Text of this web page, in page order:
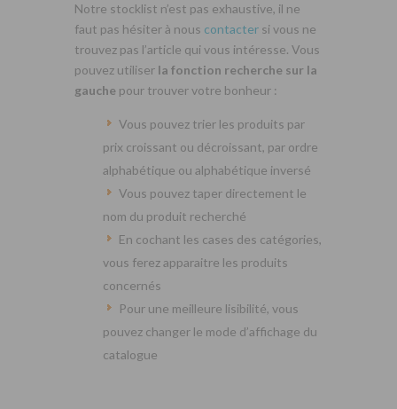
Notre stocklist n’est pas exhaustive, il ne
faut pas hésiter à nous contacter si vous ne
trouvez pas l’article qui vous intéresse. Vous
pouvez utiliser la fonction recherche sur la
gauche pour trouver votre bonheur :
Vous pouvez trier les produits par
prix croissant ou décroissant, par ordre
alphabétique ou alphabétique inversé
Vous pouvez taper directement le
nom du produit recherché
En cochant les cases des catégories,
vous ferez apparaitre les produits
concernés
Pour une meilleure lisibilité, vous
pouvez changer le mode d’affichage du
catalogue